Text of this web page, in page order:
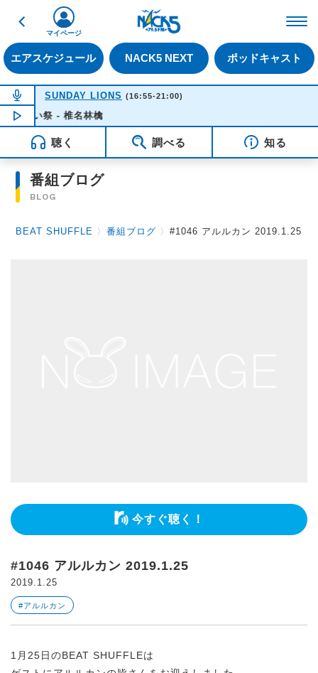
戻る
エアスケジュール NACK5 NEXT ポッドキャスト
マイページ
NOW ON AIR
SUNDAY LIONS (16:55-21:00)
NOW PLAYING
短い祭 - 椎名林檎
聴く 調べる 知る
番組ブログ
BLOG
BEAT SHUFFLE 〉番組ブログ 〉#1046 アルルカン 2019.1.25
今すぐ聴く！
#1046 アルルカン 2019.1.25
2019.1.25
#アルルカン
1月25日のBEAT SHUFFLEは